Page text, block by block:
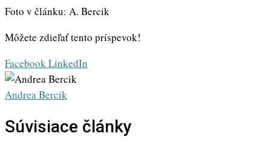
Foto v článku: A. Bercik
Môžete zdieľať tento príspevok!
FacebookLinkedIn
Andrea Bercik
Súvisiace články